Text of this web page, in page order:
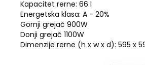
Kapacitet rerne: 66 l
Energetska klasa: A - 20%
Gornji grejač 900W
Donji grejač 1100W
Dimenzije rerne (h x w x d): 595 x